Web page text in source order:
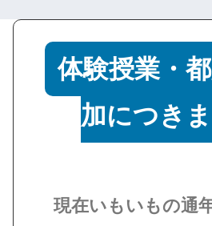
体験授業・
加につき
現在いもいもの通